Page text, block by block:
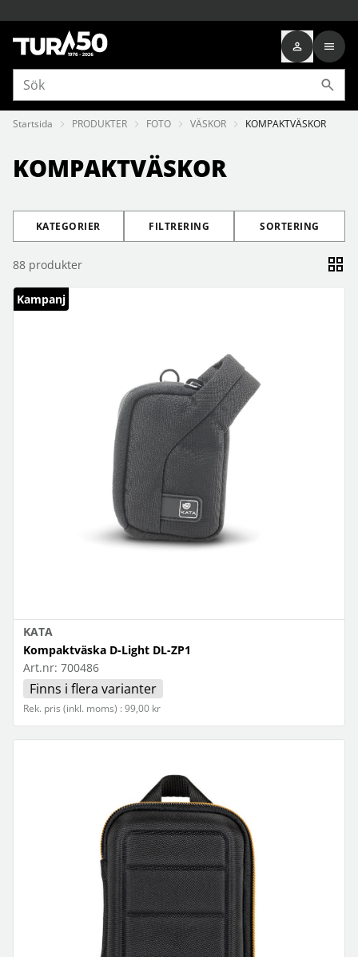
Startsida PRODUKTER FOTO VÄSKOR KOMPAKTVÄSKOR
KOMPAKTVÄSKOR
KATEGORIER FILTRERING SORTERING
88 produkter
Kampanj
KATA
Kompaktväska D-Light DL-ZP1
Art.nr: 700486
Finns i flera varianter
Rek. pris (inkl. moms) : 99,00 kr